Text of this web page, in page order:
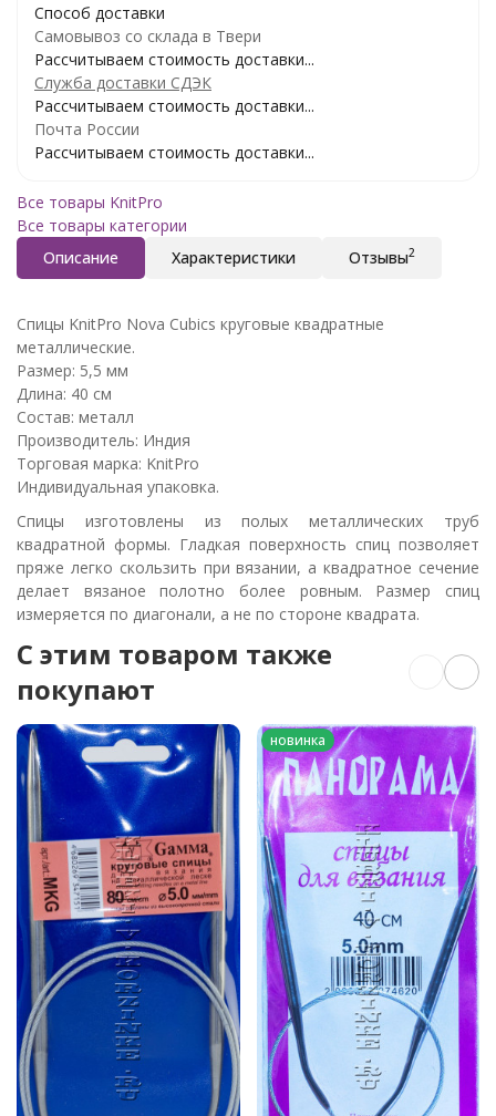
Способ доставки
Самовывоз со склада в Твери
Рассчитываем стоимость доставки...
Служба доставки СДЭК
Рассчитываем стоимость доставки...
Почта России
Рассчитываем стоимость доставки...
Все товары KnitPro
Все товары категории
Описание
Характеристики Отзывы2
Спицы KnitPro Nova Cubics круговые квадратные
металлические.
Размер: 5,5 мм
Длина: 40 см
Состав: металл
Производитель: Индия
Торговая марка: KnitPro
Индивидуальная упаковка.
Спицы изготовлены из полых металлических труб
квадратной формы. Гладкая поверхность спиц позволяет
пряже легко скользить при вязании, а квадратное сечение
делает вязаное полотно более ровным. Размер спиц
измеряется по диагонали, а не по стороне квадрата.
C этим товаром также
покупают
новинка